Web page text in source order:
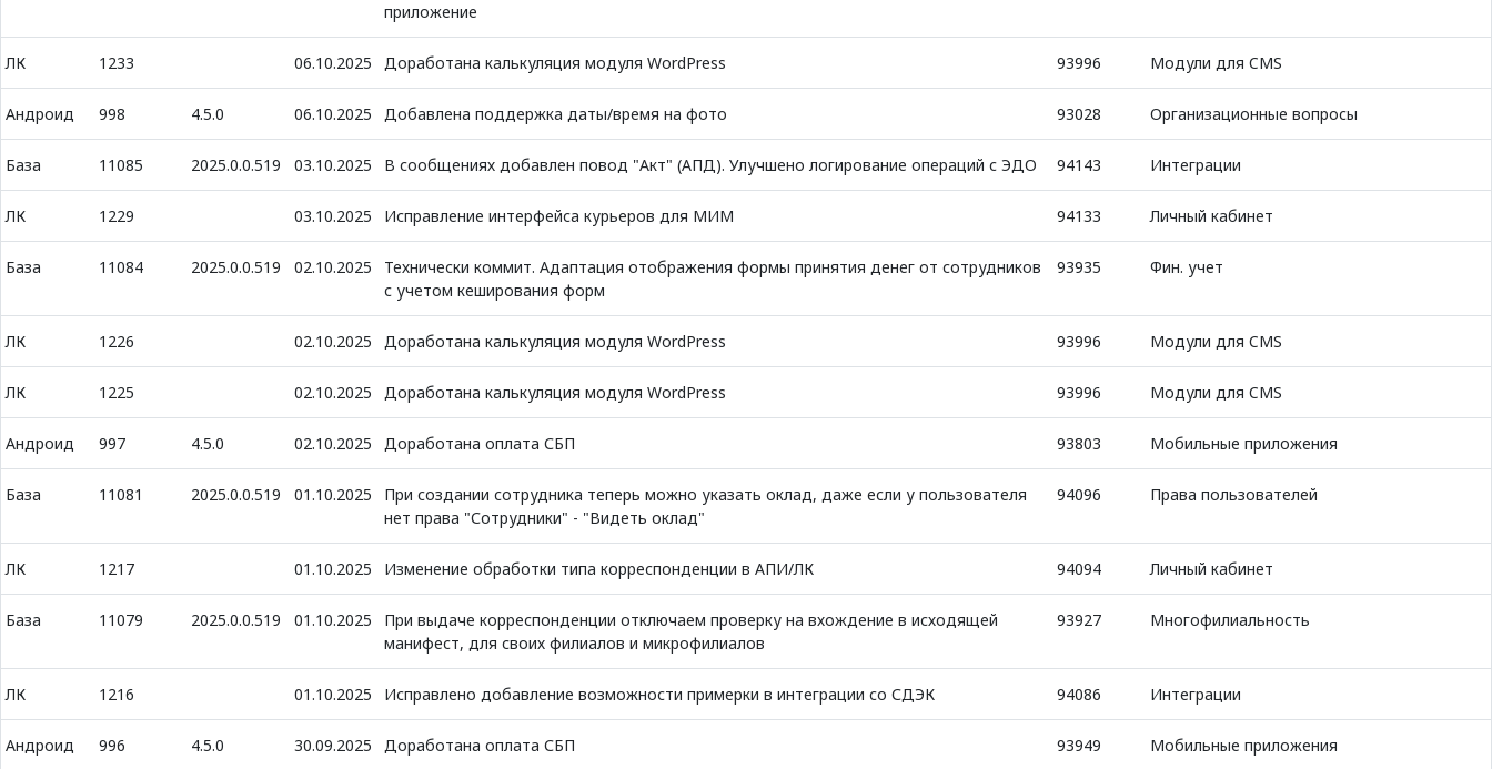
приложение
ЛК 1233 06.10.2025 Доработана калькуляция модуля WordPress 93996 Модули для CMS
Андроид 998 4.5.0 06.10.2025 Добавлена поддержка даты/время на фото 93028 Организационные вопросы
База 11085 2025.0.0.519 03.10.2025 В сообщениях добавлен повод "Акт" (АПД). Улучшено логирование операций с ЭДО 94143 Интеграции
ЛК 1229 03.10.2025 Исправление интерфейса курьеров для МИМ 94133 Личный кабинет
База 11084 2025.0.0.519 02.10.2025
Технически коммит. Адаптация отображения формы принятия денег от сотрудников
с учетом кеширования форм
93935 Фин. учет
ЛК 1226 02.10.2025 Доработана калькуляция модуля WordPress 93996 Модули для CMS
ЛК 1225 02.10.2025 Доработана калькуляция модуля WordPress 93996 Модули для CMS
Андроид 997 4.5.0 02.10.2025 Доработана оплата СБП 93803 Мобильные приложения
База 11081 2025.0.0.519 01.10.2025
При создании сотрудника теперь можно указать оклад, даже если у пользователя
нет права "Сотрудники" - "Видеть оклад"
94096 Права пользователей
ЛК 1217 01.10.2025 Изменение обработки типа корреспонденции в АПИ/ЛК 94094 Личный кабинет
База 11079 2025.0.0.519 01.10.2025
При выдаче корреспонденции отключаем проверку на вхождение в исходящей
манифест, для своих филиалов и микрофилиалов
93927 Многофилиальность
ЛК 1216 01.10.2025 Исправлено добавление возможности примерки в интеграции со СДЭК 94086 Интеграции
Андроид 996 4.5.0 30.09.2025 Доработана оплата СБП 93949 Мобильные приложения